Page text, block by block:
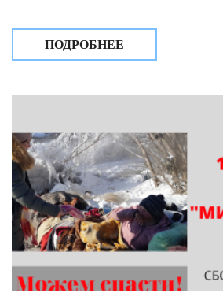
ПОДРОБНЕЕ